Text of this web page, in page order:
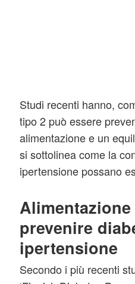
Studi recenti hanno,
tipo 2 può essere
alimentazione e un
si sottolinea come la
ipertensione possano
prevenire
ipertensione
Secondo i più recenti